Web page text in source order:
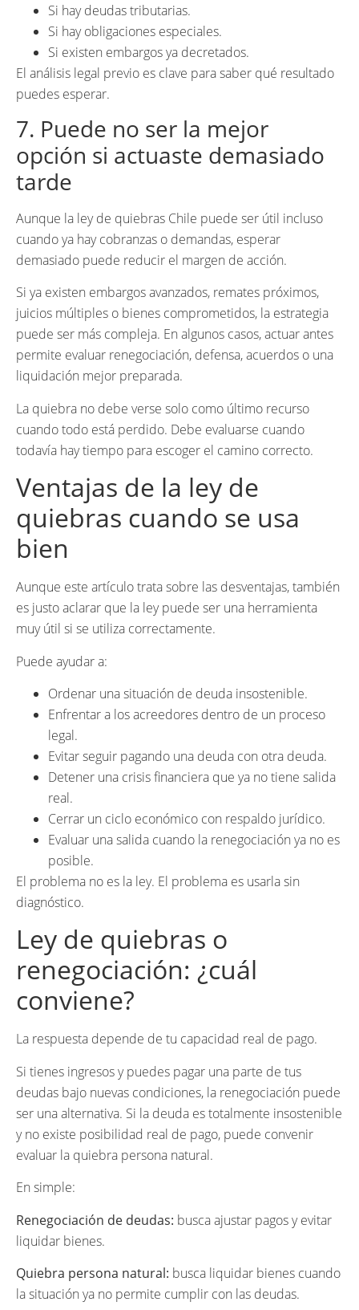
Si hay deudas tributarias.
Si hay obligaciones especiales.
Si existen embargos ya decretados.
El análisis legal previo es clave para saber qué resultado
puedes esperar.
7. Puede no ser la mejor
opción si actuaste demasiado
tarde
Aunque la ley de quiebras Chile puede ser útil incluso
cuando ya hay cobranzas o demandas, esperar
demasiado puede reducir el margen de acción.
Si ya existen embargos avanzados, remates próximos,
juicios múltiples o bienes comprometidos, la estrategia
puede ser más compleja. En algunos casos, actuar antes
permite evaluar renegociación, defensa, acuerdos o una
liquidación mejor preparada.
La quiebra no debe verse solo como último recurso
cuando todo está perdido. Debe evaluarse cuando
todavía hay tiempo para escoger el camino correcto.
Ventajas de la ley de
quiebras cuando se usa
bien
Aunque este artículo trata sobre las desventajas, también
es justo aclarar que la ley puede ser una herramienta
muy útil si se utiliza correctamente.
Puede ayudar a:
Ordenar una situación de deuda insostenible.
Enfrentar a los acreedores dentro de un proceso
legal.
Evitar seguir pagando una deuda con otra deuda.
Detener una crisis financiera que ya no tiene salida
real.
Cerrar un ciclo económico con respaldo jurídico.
Evaluar una salida cuando la renegociación ya no es
posible.
El problema no es la ley. El problema es usarla sin
diagnóstico.
Ley de quiebras o
renegociación: ¿cuál
conviene?
La respuesta depende de tu capacidad real de pago.
Si tienes ingresos y puedes pagar una parte de tus
deudas bajo nuevas condiciones, la renegociación puede
ser una alternativa. Si la deuda es totalmente insostenible
y no existe posibilidad real de pago, puede convenir
evaluar la quiebra persona natural.
En simple:
Renegociación de deudas: busca ajustar pagos y evitar
liquidar bienes.
Quiebra persona natural: busca liquidar bienes cuando
la situación ya no permite cumplir con las deudas.